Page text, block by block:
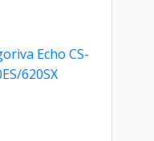
Echo CS-
620SX